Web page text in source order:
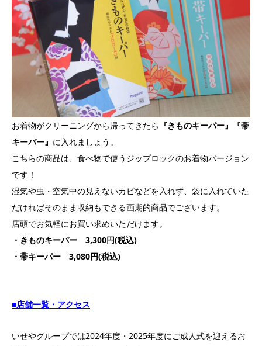
お着物がクリーニングから帰ってきたら 『きものキーパー』『帯
キーパー』 に入れましょう。
こちらの商品は、食べ物で使うジップロックのお着物バージョン
です！
湿気や虫・空気中の見えないカビなどを入れず、袋に入れていた
だければそのまま収納もできる画期的商品でございます。
店頭でお気軽にお買い求めいただけます。
・きものキーパー 3,300円(税込)
・帯キーパー 3,080円(税込)
■店舗一覧・アクセス
いせやグループでは2024年度・2025年度にご成人式を迎えるお